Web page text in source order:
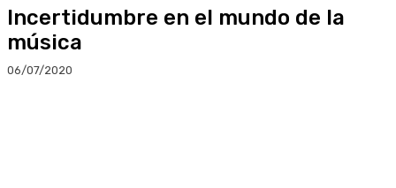
Incertidumbre en el mundo de la
música
06/07/2020